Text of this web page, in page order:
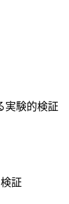
験的検証
証